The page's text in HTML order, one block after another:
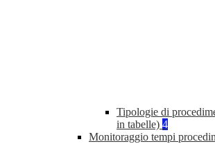
Tipologie di
in tabelle) 4
Monitoraggio tempi